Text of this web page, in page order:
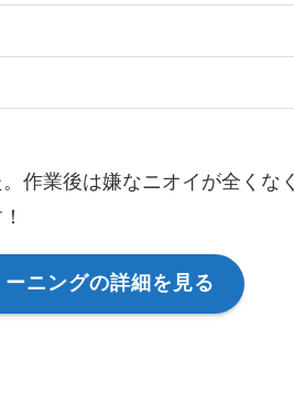
作業後は嫌なニオイが全くな
ニングの詳細を見る